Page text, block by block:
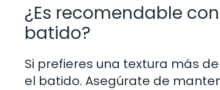
¿Es recomendable
batido?
Si prefieres una textura más
el batido. Asegúrate de